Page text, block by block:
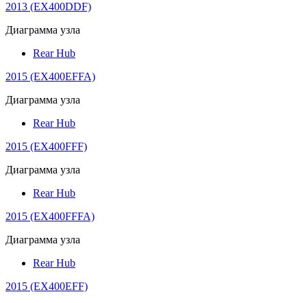
2013 (EX400DDF)
Диаграмма узла
Rear Hub
2015 (EX400EFFA)
Диаграмма узла
Rear Hub
2015 (EX400FFF)
Диаграмма узла
Rear Hub
2015 (EX400FFFA)
Диаграмма узла
Rear Hub
2015 (EX400EFF)